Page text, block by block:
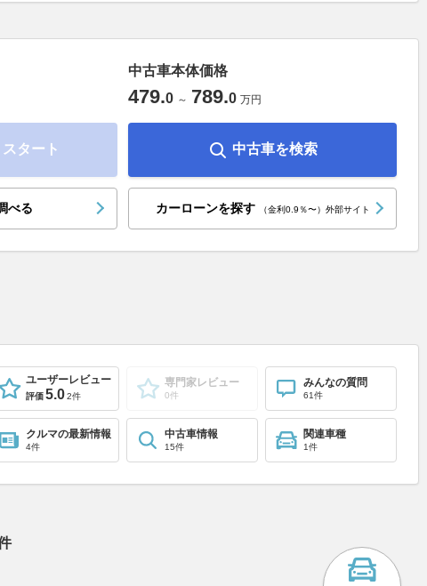
タート
中古車本体価格
479.0 ～ 789.0 万円
中古車を検索
べる カーローンを探す （金利0.9％〜）外部サイト
ユーザーレビュー
評価5.02件
専門家レビュー
0件
みんなの質問
61件
クルマの最新情報
4件
中古車情報
15件
関連車種
1件